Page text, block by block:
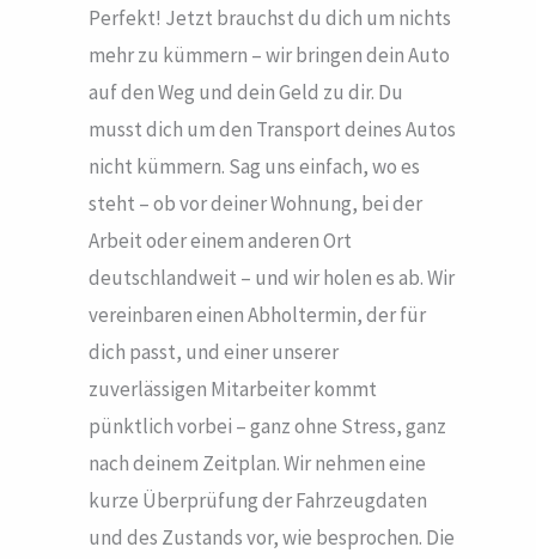
Perfekt! Jetzt brauchst du dich um nichts
mehr zu kümmern – wir bringen dein Auto
auf den Weg und dein Geld zu dir. Du
musst dich um den Transport deines Autos
nicht kümmern. Sag uns einfach, wo es
steht – ob vor deiner Wohnung, bei der
Arbeit oder einem anderen Ort
deutschlandweit – und wir holen es ab. Wir
vereinbaren einen Abholtermin, der für
dich passt, und einer unserer
zuverlässigen Mitarbeiter kommt
pünktlich vorbei – ganz ohne Stress, ganz
nach deinem Zeitplan. Wir nehmen eine
kurze Überprüfung der Fahrzeugdaten
und des Zustands vor, wie besprochen. Die